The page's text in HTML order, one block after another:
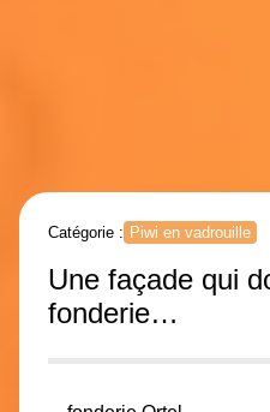
Catégorie : Piwi en vadrouille
Une façade qui
fonderie…